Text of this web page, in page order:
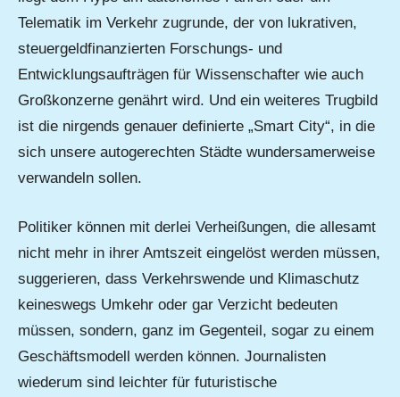
Telematik im Verkehr zugrunde, der von lukrativen,
steuergeldfinanzierten Forschungs- und
Entwicklungsaufträgen für Wissenschafter wie auch
Großkonzerne genährt wird. Und ein weiteres Trugbild
ist die nirgends genauer definierte „Smart City“, in die
sich unsere autogerechten Städte wundersamerweise
verwandeln sollen.
Politiker können mit derlei Verheißungen, die allesamt
nicht mehr in ihrer Amtszeit eingelöst werden müssen,
suggerieren, dass Verkehrswende und Klimaschutz
keineswegs Umkehr oder gar Verzicht bedeuten
müssen, sondern, ganz im Gegenteil, sogar zu einem
Geschäftsmodell werden können. Journalisten
wiederum sind leichter für futuristische